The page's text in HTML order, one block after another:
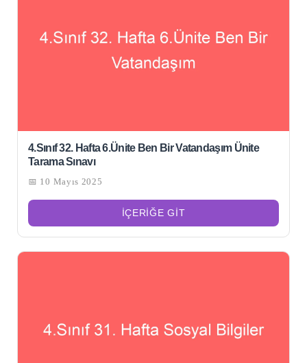
4.Sınıf 32. Hafta 6.Ünite Ben Bir Vatandaşım Ünite
Tarama Sınavı
📅 10 Mayıs 2025
İÇERIĞE GIT